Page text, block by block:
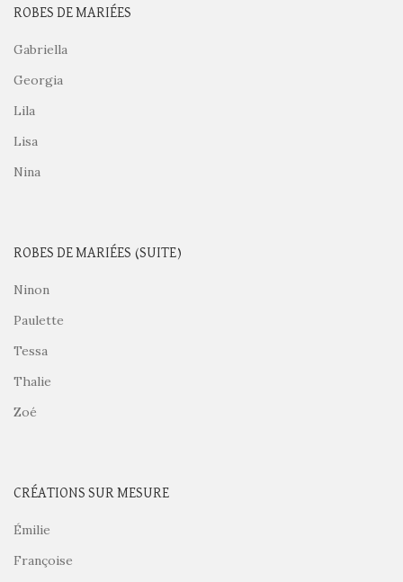
ROBES DE MARIÉES
Gabriella
Georgia
Lila
Lisa
Nina
ROBES DE MARIÉES (SUITE)
Ninon
Paulette
Tessa
Thalie
Zoé
CRÉATIONS SUR MESURE
Émilie
Françoise